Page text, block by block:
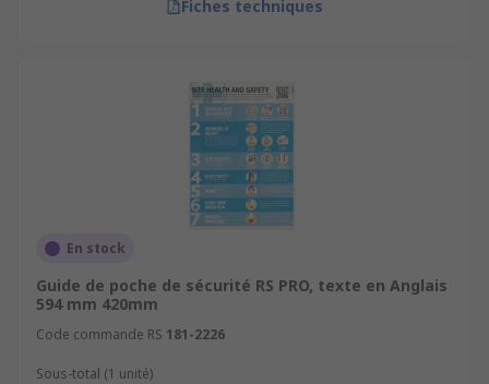
Fiches techniques
En stock
Guide de poche de sécurité RS PRO, texte en Anglais
594 mm 420mm
Code commande RS 181-2226
Sous-total (1 unité)